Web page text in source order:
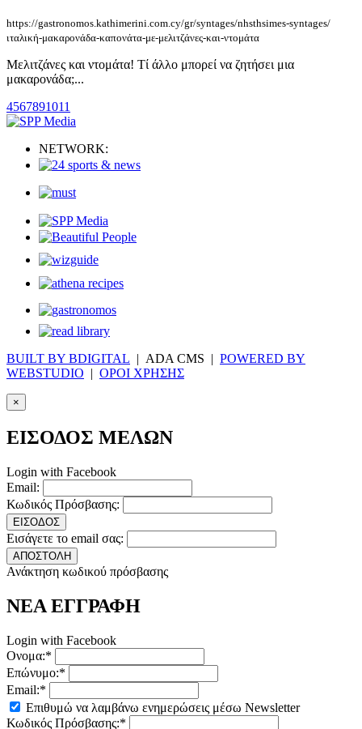
https://gastronomos.kathimerini.com.cy/gr/syntages/nhsthsimes-syntages/
ιταλική-μακαρονάδα-καπονάτα-με-μελιτζάνες-και-ντομάτα
Μελιτζάνες και ντομάτα! Τί άλλο μπορεί να ζητήσει μια
μακαρονάδα;...
4567891011
NETWORK:
BUILT BY BDIGITAL | ADA CMS | POWERED BY
WEBSTUDIO | ΟΡΟΙ ΧΡΗΣΗΣ
×
ΕΙΣΟΔΟΣ ΜΕΛΩΝ
Login with Facebook
Email:
Κωδικός Πρόσβασης:
ΕΙΣΟΔΟΣ
Εισάγετε το email σας:
ΑΠΟΣΤΟΛΗ
Ανάκτηση κωδικού πρόσβασης
ΝΕΑ ΕΓΓΡΑΦΗ
Login with Facebook
Ονομα:*
Επώνυμο:*
Email:*
Επιθυμώ να λαμβάνω ενημερώσεις μέσω Newsletter
Κωδικός Πρόσβασης:*